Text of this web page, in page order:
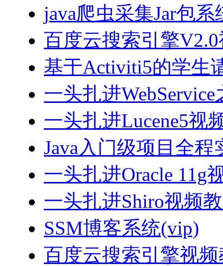
java爬虫采集Jar包
百度云搜索引擎
基于Activiti5的学生
一头扎进
一头扎进Lucene5视
Java入门级项目全程
一头扎进Oracle 11g
一头扎进Shiro视频
SSM博客系统(vip)
百度云搜索引擎视